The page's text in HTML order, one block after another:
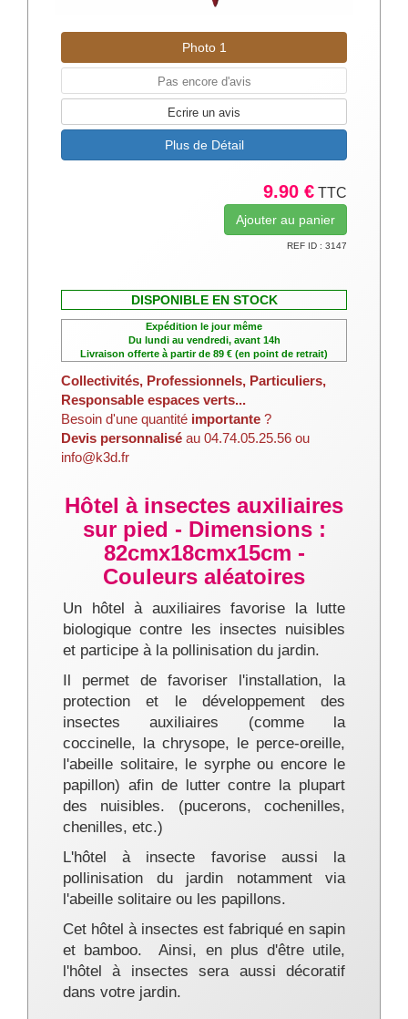
Photo 1
Pas encore d'avis
Ecrire un avis
Plus de Détail
9.90 € TTC
REF ID : 3147
DISPONIBLE EN STOCK
Expédition le jour même
Du lundi au vendredi, avant 14h
Livraison offerte à partir de 89 € (en point de retrait)
Collectivités, Professionnels, Particuliers,
Responsable espaces verts...
Besoin d'une quantité importante ?
Devis personnalisé au 04.74.05.25.56 ou
info@k3d.fr
Hôtel à insectes auxiliaires
sur pied - Dimensions :
82cmx18cmx15cm -
Couleurs aléatoires
Un hôtel à auxiliaires favorise la lutte
biologique contre les insectes nuisibles
et participe à la pollinisation du jardin.
Il permet de favoriser l'installation, la
protection et le développement des
insectes auxiliaires (comme la
coccinelle, la chrysope, le perce-oreille,
l'abeille solitaire, le syrphe ou encore le
papillon) afin de lutter contre la plupart
des nuisibles. (pucerons, cochenilles,
chenilles, etc.)
L'hôtel à insecte favorise aussi la
pollinisation du jardin notamment via
l'abeille solitaire ou les papillons.
Cet hôtel à insectes est fabriqué en sapin
et bamboo.
Ainsi, en plus d'être utile,
l'hôtel à insectes sera aussi décoratif
dans votre jardin.